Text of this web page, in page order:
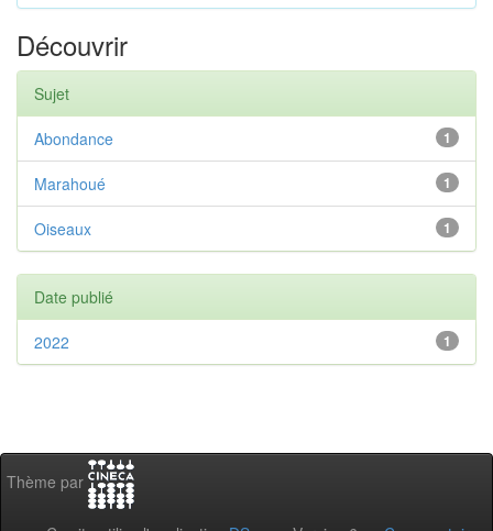
Découvrir
Sujet
1
Abondance
1
Marahoué
1
Oiseaux
Date publié
1
2022
Thème par